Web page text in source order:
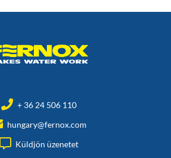
+ 36 24 506 110
hungary@fernox.com
Küldjön üzenetet